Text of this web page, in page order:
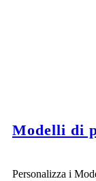
Modelli di
Personalizza i